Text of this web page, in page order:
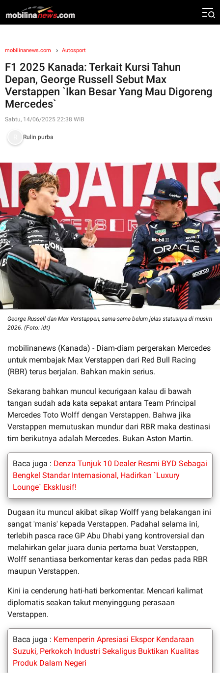
mobilinanews.com Autosport
F1 2025 Kanada: Terkait Kursi Tahun
Depan, George Russell Sebut Max
Verstappen `Ikan Besar Yang Mau Digoreng
Mercedes`
Sabtu, 14/06/2025 22:38 WIB
Rulin purba
George Russell dan Max Verstappen, sama-sama belum jelas statusnya di musim
2026. (Foto: idt)
mobilinanews (Kanada) - Diam-diam pergerakan Mercedes
untuk membajak Max Verstappen dari Red Bull Racing
(RBR) terus berjalan. Bahkan makin serius.
Sekarang bahkan muncul kecurigaan kalau di bawah
tangan sudah ada kata sepakat antara Team Principal
Mercedes Toto Wolff dengan Verstappen. Bahwa jika
Verstappen memutuskan mundur dari RBR maka destinasi
tim berikutnya adalah Mercedes. Bukan Aston Martin.
Baca juga : Denza Tunjuk 10 Dealer Resmi BYD Sebagai
Bengkel Standar Internasional, Hadirkan `Luxury
Lounge` Eksklusif!
Dugaan itu muncul akibat sikap Wolff yang belakangan ini
sangat 'manis' kepada Verstappen. Padahal selama ini,
terlebih pasca race GP Abu Dhabi yang kontroversial dan
melahirkan gelar juara dunia pertama buat Verstappen,
Wolff senantiasa berkomentar keras dan pedas pada RBR
maupun Verstappen.
Kini ia cenderung hati-hati berkomentar. Mencari kalimat
diplomatis seakan takut menyinggung perasaan
Verstappen.
Baca juga : Kemenperin Apresiasi Ekspor Kendaraan
Suzuki, Perkokoh Industri Sekaligus Buktikan Kualitas
Produk Dalam Negeri